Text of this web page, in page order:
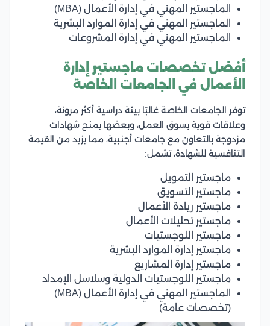
الماجستير المهني في إدارة الأعمال (MBA)
الماجستير المهني في إدارة الموارد البشرية
الماجستير المهني في إدارة المشروعات
أفضل تخصصات ماجستير إدارة
الأعمال في الجامعات الخاصة
توفر الجامعات الخاصة غالبًا بيئة دراسية أكثر مرونة،
وعلاقات قوية بسوق العمل، وبعضها يمنح شهادات
مزدوجة بالتعاون مع جامعات أجنبية، مما يزيد من القيمة
التنافسية للشهادة، تشمل:
ماجستير التمويل
ماجستير التسويق
ماجستير ريادة الأعمال
ماجستير تحليلات الأعمال
ماجستير اللوجستيات
ماجستير إدارة الموارد البشرية
ماجستير إدارة المشاريع
ماجستير اللوجستيات الدولية وسلاسل الإمداد
الماجستير المهني في إدارة الأعمال (MBA)
(تخصصات عامة)